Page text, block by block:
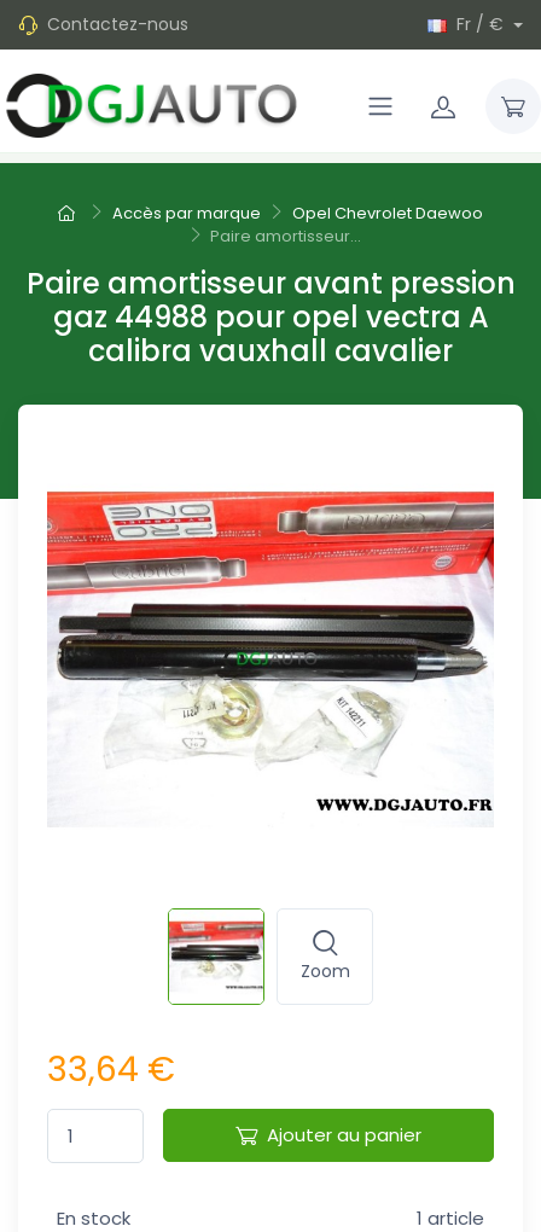
Contactez-nous Fr / €
Accès par marque
Opel Chevrolet Daewoo
Paire amortisseur...
Paire amortisseur avant pression
gaz 44988 pour opel vectra A
calibra vauxhall cavalier
Zoom
33,64 €
Ajouter au panier
En stock 1 article